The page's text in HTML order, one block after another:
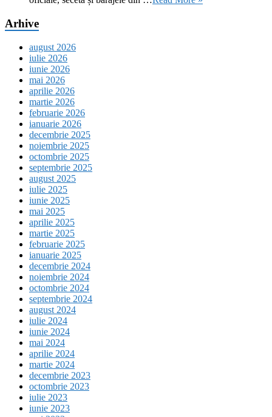
Arhive
august 2026
iulie 2026
iunie 2026
mai 2026
aprilie 2026
martie 2026
februarie 2026
ianuarie 2026
decembrie 2025
noiembrie 2025
octombrie 2025
septembrie 2025
august 2025
iulie 2025
iunie 2025
mai 2025
aprilie 2025
martie 2025
februarie 2025
ianuarie 2025
decembrie 2024
noiembrie 2024
octombrie 2024
septembrie 2024
august 2024
iulie 2024
iunie 2024
mai 2024
aprilie 2024
martie 2024
decembrie 2023
octombrie 2023
iulie 2023
iunie 2023